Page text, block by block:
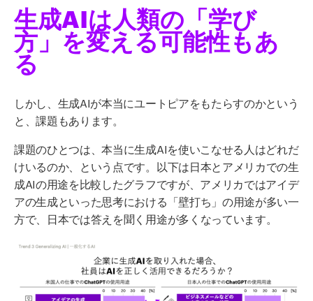
生成AIは人類の「学び
方」を変える可能性もあ
る
しかし、生成AIが本当にユートピアをもたらすのかという
と、課題もあります。
課題のひとつは、本当に生成AIを使いこなせる人はどれだ
けいるのか、という点です。以下は日本とアメリカでの生
成AIの用途を比較したグラフですが、アメリカではアイデ
アの生成といった思考における「壁打ち」の用途が多い一
方で、日本では答えを聞く用途が多くなっています。